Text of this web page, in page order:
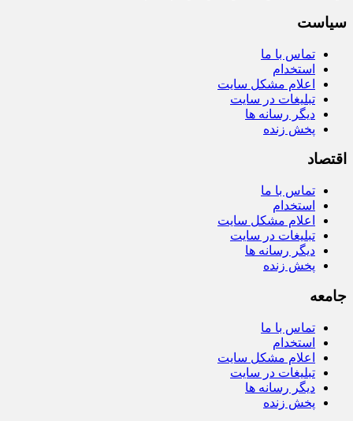
سیاست
تماس با ما
استخدام
اعلام مشکل سایت
تبلیغات در سایت
دیگر رسانه ها
پخش زنده
اقتصاد
تماس با ما
استخدام
اعلام مشکل سایت
تبلیغات در سایت
دیگر رسانه ها
پخش زنده
جامعه
تماس با ما
استخدام
اعلام مشکل سایت
تبلیغات در سایت
دیگر رسانه ها
پخش زنده